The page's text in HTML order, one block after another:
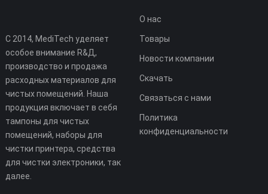
С 2014, MediTech уделяет
особое внимание R&Д,
производство и продажа
расходных материалов для
чистых помещений. Наша
продукция включает в себя
тампоны для чистых
помещений, наборы для
чистки принтера, средства
для чистки электроники, так
далее.
О нас
Товары
Новости компании
Скачать
Связаться с нами
Политика
конфиденциальности